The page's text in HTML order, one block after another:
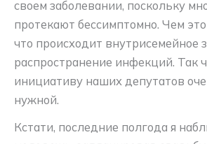
своем заболевании, поскольку
протекают бессимптомно. Чем
что происходит внутрисемейное
распространение инфекций. Так
инициативу наших депутатов
нужной.
Кстати, последние полгода я